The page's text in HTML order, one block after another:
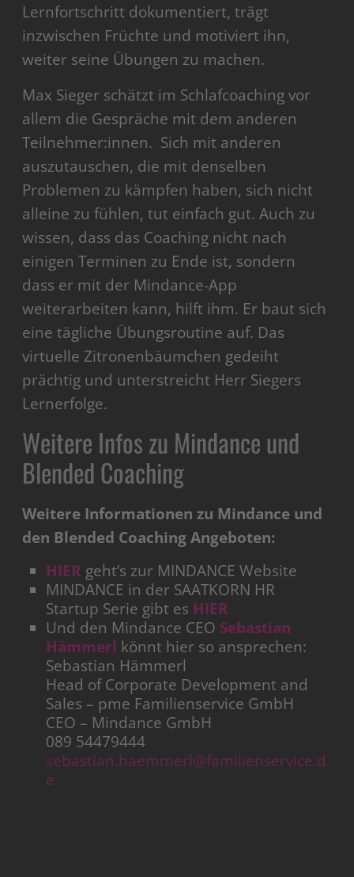
Lernfortschritt dokumentiert, trägt
inzwischen Früchte und motiviert ihn,
weiter seine Übungen zu machen.
Max Sieger schätzt im Schlafcoaching vor
allem die Gespräche mit dem anderen
Teilnehmer:innen. Sich mit anderen
auszutauschen, die mit denselben
Problemen zu kämpfen haben, sich nicht
alleine zu fühlen, tut einfach gut. Auch zu
wissen, dass das Coaching nicht nach
einigen Terminen zu Ende ist, sondern
dass er mit der Mindance-App
weiterarbeiten kann, hilft ihm. Er baut sich
eine tägliche Übungsroutine auf. Das
virtuelle Zitronenbäumchen gedeiht
prächtig und unterstreicht Herr Siegers
Lernerfolge.
Weitere Infos zu Mindance und
Blended Coaching
Weitere Informationen zu Mindance und
den Blended Coaching Angeboten:
HIER geht’s zur MINDANCE Website
MINDANCE in der SAATKORN HR
Startup Serie gibt es HIER
Und den Mindance CEO Sebastian
Hämmerl könnt hier so ansprechen:
Sebastian Hämmerl
Head of Corporate Development and
Sales – pme Familienservice GmbH
CEO – Mindance GmbH
089 54479444
sebastian.haemmerl@familienservice.d
e